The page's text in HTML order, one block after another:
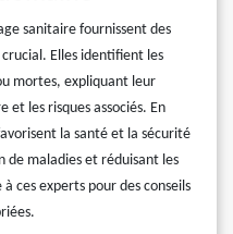
sanitaire fournissent des
Elles identifient les
mortes, expliquant leur
et les risques associés. En
la santé et la sécurité
maladies et réduisant les
ces experts pour des conseils